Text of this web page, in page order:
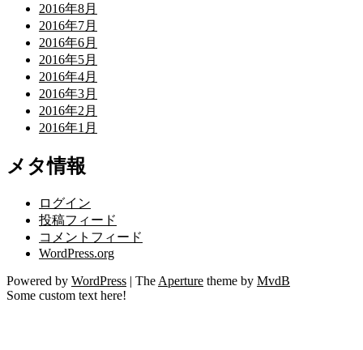
2016年8月
2016年7月
2016年6月
2016年5月
2016年4月
2016年3月
2016年2月
2016年1月
メタ情報
ログイン
投稿フィード
コメントフィード
WordPress.org
Powered by WordPress | The Aperture theme by MvdB
Some custom text here!